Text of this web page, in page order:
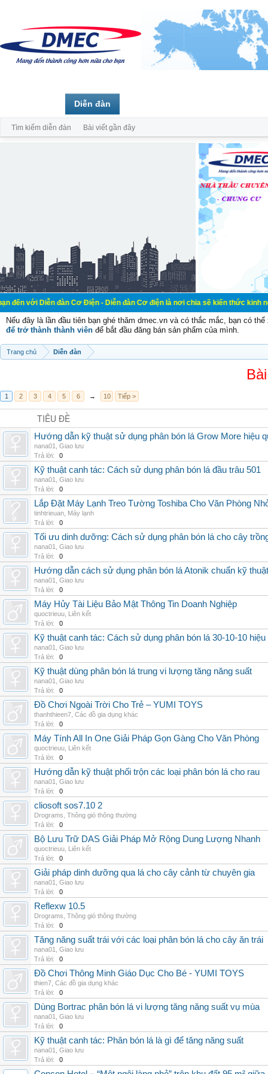
đàn Cơ Điện - Diễn đàn Cơ điện là nơi chia sẽ kiến thức kinh nghiệm
Nếu đây là lần đầu tiên bạn ghé thăm dmec.vn và có thắc mắc, bạn có
để trở thành thành viên để bắt đầu đăng bán sản phẩm của mình.
Trang chủ Diễn đàn
1 2 3 4 5 6 → 10 Tiếp >
TIÊU ĐỀ
Hướng dẫn kỹ thuật sử dụng phân bón lá Grow More hiệu
nana01
Giao lưu
Trả lời:
0
Kỹ thuật canh tác: Cách sử dụng phân bón lá đầu trâu 501
nana01
Giao lưu
Trả lời:
0
Lắp Đặt Máy Lạnh Treo Tường Toshiba Cho Văn Phòng
tinhtrieuan Máy lạnh
Trả lời:
0
Tối ưu dinh dưỡng: Cách sử dụng phân bón lá cho cây
nana01
Giao lưu
Trả lời:
0
Hướng dẫn cách sử dụng phân bón lá Atonik chuẩn kỹ thuật
nana01
Giao lưu
Trả lời:
0
Máy Hủy Tài Liệu Bảo Mật Thông Tin Doanh Nghiệp
quoctrieuu Liên kết
Trả lời:
0
Kỹ thuật canh tác: Cách sử dụng phân bón lá 30-10-10 hiệu
nana01
Giao lưu
Trả lời:
0
Kỹ thuật dùng phân bón lá trung vi lượng tăng năng suất
nana01
Giao lưu
Trả lời:
0
Đồ Chơi Ngoài Trời Cho Trẻ – YUMI TOYS
thanhthieen7 Các đồ gia dụng khác
Trả lời:
0
Máy Tính All In One Giải Pháp Gọn Gàng Cho Văn Phòng
quoctrieuu Liên kết
Trả lời:
0
Hướng dẫn kỹ thuật phối trộn các loại phân bón lá cho rau
nana01
Giao lưu
Trả lời:
0
cliosoft sos7.10 2
Drograms Thông gió thông thường
Trả lời:
0
Bộ Lưu Trữ DAS Giải Pháp Mở Rộng Dung Lượng Nhanh
quoctrieuu Liên kết
Trả lời:
0
Giải pháp dinh dưỡng qua lá cho cây cảnh từ chuyên gia
nana01
Giao lưu
Trả lời:
0
Reflexw 10.5
Drograms Thông gió thông thường
Trả lời:
0
Tăng năng suất trái với các loại phân bón lá cho cây ăn trái
nana01
Giao lưu
Trả lời:
0
Đồ Chơi Thông Minh Giáo Dục Cho Bé - YUMI TOYS
thien7 Các đồ gia dụng khác
Trả lời:
0
Dùng Bortrac phân bón lá vi lượng tăng năng suất vụ mùa
nana01
Giao lưu
Trả lời:
0
Kỹ thuật canh tác: Phân bón lá là gì để tăng năng suất
nana01
Giao lưu
Trả lời:
0
Diễn đàn
Tìm kiếm diễn đàn Bài viết gần đây